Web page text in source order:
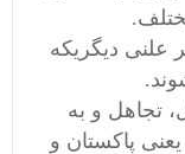
علنی دیگریکه
تجاهل و به
پاکستان و